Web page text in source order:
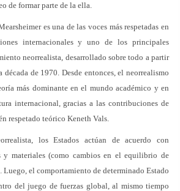
de formar parte de la ella.
es una de las voces más respetadas en
internacionales y uno de los principales
neorrealista, desarrollado sobre todo a partir
de 1970. Desde entonces, el neorrealismo
más dominante en el mundo académico y en
internacional, gracias a las contribuciones de
respetado teórico Keneth Vals.
los Estados actúan de acuerdo con
y materiales (como cambios en el equilibrio de
Luego, el comportamiento de determinado Estado
del juego de fuerzas global, al mismo tiempo